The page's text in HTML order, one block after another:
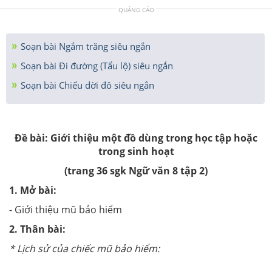
QUẢNG CÁO
Soạn bài Ngắm trăng siêu ngắn
Soạn bài Đi đường (Tẩu lộ) siêu ngắn
Soạn bài Chiếu dời đô siêu ngắn
Đề bài: Giới thiệu một đồ dùng trong học tập hoặc
trong sinh hoạt
(trang 36 sgk Ngữ văn 8 tập 2)
1. Mở bài:
- Giới thiệu mũ bảo hiểm
2. Thân bài:
* Lịch sử của chiếc mũ bảo hiểm: